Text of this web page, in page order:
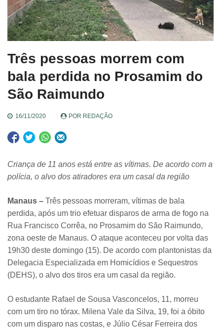
Três pessoas morrem com
bala perdida no Prosamim do
São Raimundo
16/11/2020 POR REDAÇÃO
Criança de 11 anos está entre as vítimas. De acordo com a
polícia, o alvo dos atiradores era um casal da região
Manaus – Três pessoas morreram, vítimas de bala
perdida, após um trio efetuar disparos de arma de fogo na
Rua Francisco Corrêa, no Prosamim do São Raimundo,
zona oeste de Manaus. O ataque aconteceu por volta das
19h30 deste domingo (15). De acordo com plantonistas da
Delegacia Especializada em Homicídios e Sequestros
(DEHS), o alvo dos tiros era um casal da região.
O estudante Rafael de Sousa Vasconcelos, 11, morreu
com um tiro no tórax. Milena Vale da Silva, 19, foi a óbito
com um disparo nas costas, e Júlio César Ferreira dos